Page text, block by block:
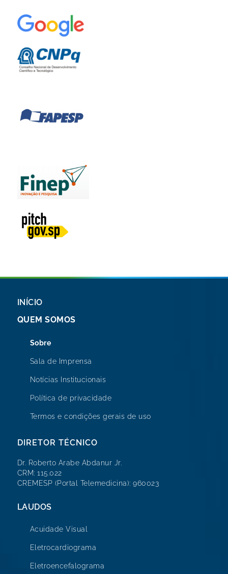
INÍCIO
QUEM SOMOS
Sobre
Sala de Imprensa
Notícias Institucionais
Política de privacidade
Termos e condições gerais de uso
DIRETOR TÉCNICO
Dr. Roberto Arabe Abdanur Jr.
CRM: 115.022
CREMESP (Portal Telemedicina): 960023
LAUDOS
Acuidade Visual
Eletrocardiograma
Eletroencefalograma